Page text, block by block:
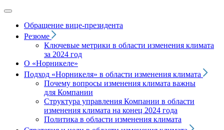
Обращение вице‑президента
Резюме
Ключевые метрики в области изменения климата
за 2024 год
О «Норникеле»
Подход «Норникеля» в области изменения климата
Почему вопросы изменения климата важны
для Компании
Структура управления Компании в области
изменения климата на конец 2024 года
Политика в области изменения климата